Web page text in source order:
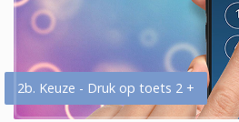
2b. Keuze - Druk op toets 2 +